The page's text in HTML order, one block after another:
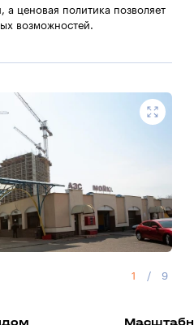
ценовая политика позволяет
возможностей.
1 / 9